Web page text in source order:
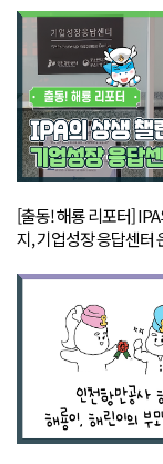
[출동! 해룡 리포터]
지, 기업성장 응답센터